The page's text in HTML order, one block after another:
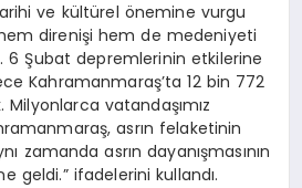
ve kültürel önemine vurgu
direnişi hem de medeniyeti
Şubat depremlerinin etkilerine
Kahramanmaraş’ta 12 bin 772
vatandaşımız
asrın felaketinin
zamanda asrın dayanışmasının
geldi.” ifadelerini kullandı.